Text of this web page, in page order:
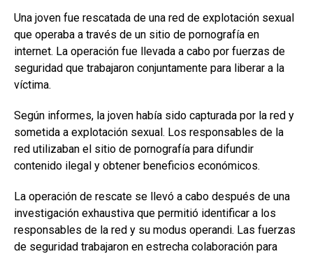
Una joven fue rescatada de una red de explotación sexual
que operaba a través de un sitio de pornografía en
internet. La operación fue llevada a cabo por fuerzas de
seguridad que trabajaron conjuntamente para liberar a la
víctima.
Según informes, la joven había sido capturada por la red y
sometida a explotación sexual. Los responsables de la
red utilizaban el sitio de pornografía para difundir
contenido ilegal y obtener beneficios económicos.
La operación de rescate se llevó a cabo después de una
investigación exhaustiva que permitió identificar a los
responsables de la red y su modus operandi. Las fuerzas
de seguridad trabajaron en estrecha colaboración para